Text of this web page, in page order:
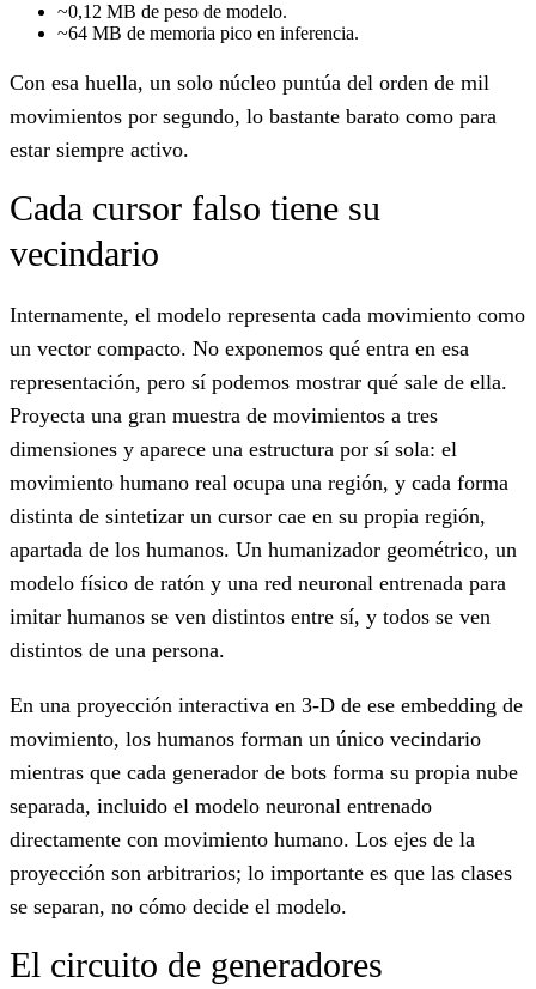
~0,12 MB de peso de modelo.
~64 MB de memoria pico en inferencia.
Con esa huella, un solo núcleo puntúa del orden de mil
movimientos por segundo, lo bastante barato como para
estar siempre activo.
Cada cursor falso tiene su
vecindario
Internamente, el modelo representa cada movimiento como
un vector compacto. No exponemos qué entra en esa
representación, pero sí podemos mostrar qué sale de ella.
Proyecta una gran muestra de movimientos a tres
dimensiones y aparece una estructura por sí sola: el
movimiento humano real ocupa una región, y cada forma
distinta de sintetizar un cursor cae en su propia región,
apartada de los humanos. Un humanizador geométrico, un
modelo físico de ratón y una red neuronal entrenada para
imitar humanos se ven distintos entre sí, y todos se ven
distintos de una persona.
En una proyección interactiva en 3-D de ese embedding de
movimiento, los humanos forman un único vecindario
mientras que cada generador de bots forma su propia nube
separada, incluido el modelo neuronal entrenado
directamente con movimiento humano. Los ejes de la
proyección son arbitrarios; lo importante es que las clases
se separan, no cómo decide el modelo.
El circuito de generadores